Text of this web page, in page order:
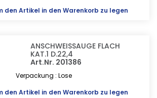
den Artikel in den Warenkorb zu legen
ANSCHWEISSAUGE FLACH
KAT.1 D.22,4
Art.Nr. 201386
Verpackung : Lose
den Artikel in den Warenkorb zu legen